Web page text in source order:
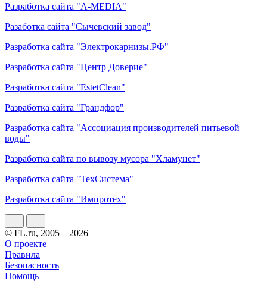
Разработка сайта "A-MEDIA"
Разаботка сайта "Сычевский завод"
Разработка сайта "Электрокарнизы.РФ"
Разработка сайта "Центр Доверие"
Разработка сайта "EstetСlean"
Разработка сайта "Грандфор"
Разработка сайта "Ассоциация производителей питьевой
воды"
Разработка сайта по вывозу мусора "Хламунет"
Разработка сайта "ТехСистема"
Разработка сайта "Импротех"
© FL.ru, 2005 – 2026
О проекте
Правила
Безопасность
Помощь